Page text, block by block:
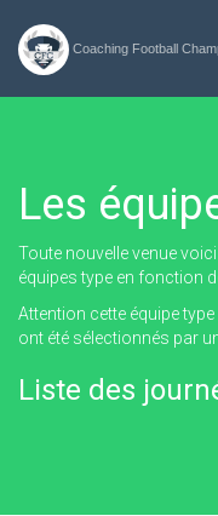
Coaching Football
Les
Toute nouvelle venue
équipes type en fonction
Attention cette équipe
ont été sélectionnés par
Liste des